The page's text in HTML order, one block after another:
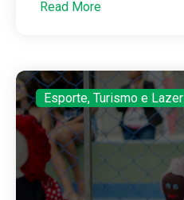
Read More
Esporte, Turismo e Lazer